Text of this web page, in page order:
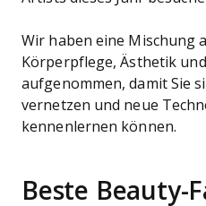
Wir haben eine Mischung
Körperpflege, Ästhetik
aufgenommen, damit Sie
vernetzen und neue
kennenlernen können.
Beste Beauty-